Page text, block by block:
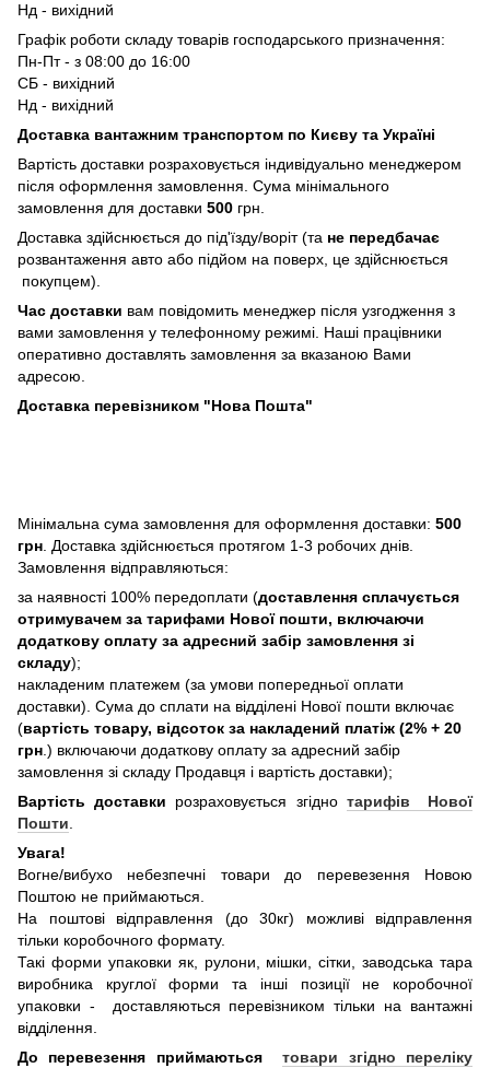
Нд - вихідний
Графік роботи складу товарів господарського призначення:
Пн-Пт - з 08:00 до 16:00
СБ - вихідний
Нд - вихідний
Доставка вантажним транспортом по Києву та Україні
Вартість доставки розраховується індивідуально менеджером
після оформлення замовлення. Сума мінімального
замовлення для доставки 500 грн.
Доставка здійснюється до під'їзду/воріт (та не передбачає
розвантаження авто або підйом на поверх, це здійснюється
покупцем).
Час доставки вам повідомить менеджер після узгодження з
вами замовлення у телефонному режимі. Наші працівники
оперативно доставлять замовлення за вказаною Вами
адресою.
Доставка перевізником "Нова Пошта"
Мінімальна сума замовлення для оформлення доставки: 500
грн. Доставка здійснюється протягом 1-3 робочих днів.
Замовлення відправляються:
за наявності 100% передоплати (доставлення сплачується
отримувачем за тарифами Нової пошти, включаючи
додаткову оплату за адресний забір замовлення зі
складу);
накладеним платежем (за умови попередньої оплати
доставки). Сума до сплати на відділені Нової пошти включає
(вартість товару, відсоток за накладений платіж (2% + 20
грн.) включаючи додаткову оплату за адресний забір
замовлення зі складу Продавця і вартість доставки);
Вартість доставки розраховується згідно тарифів Нової
Пошти.
Увага!
Вогне/вибухо небезпечні товари до перевезення Новою
Поштою не приймаються.
На поштові відправлення (до 30кг) можливі відправлення
тільки коробочного формату.
Такі форми упаковки як, рулони, мішки, сітки, заводська тара
виробника круглої форми та інші позиції не коробочної
упаковки - доставляються перевізником тільки на вантажні
відділення.
До перевезення приймаютьсятовари згідно переліку